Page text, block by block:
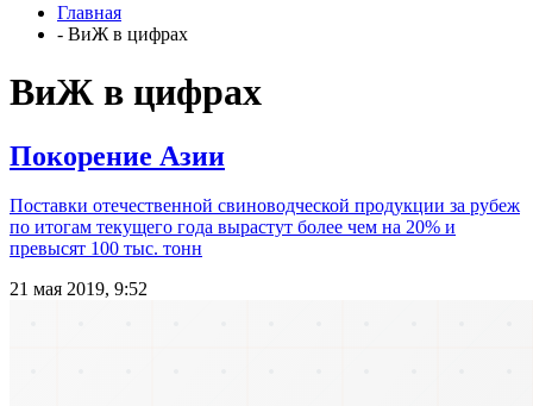
Главная
- ВиЖ в цифрах
ВиЖ в цифрах
Покорение Азии
Поставки отечественной свиноводческой продукции за рубеж
по итогам текущего года вырастут более чем на 20% и
превысят 100 тыс. тонн
21 мая 2019, 9:52